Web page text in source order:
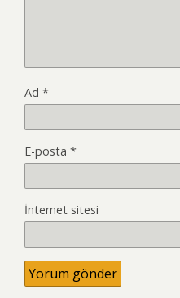
Ad *
E-posta *
İnternet sitesi